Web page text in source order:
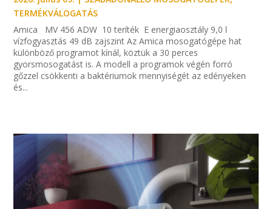
TERMÉKVÁLOGATÁS
Amica MV 456 ADW 10 teríték E energiaosztály 9,0 l
vízfogyasztás 49 dB zajszint Az Amica mosogatógépe hat
különböző programot kínál, köztük a 30 perces
gyorsmosogatást is. A modell a programok végén forró
gőzzel csökkenti a baktériumok mennyiségét az edényeken
és...